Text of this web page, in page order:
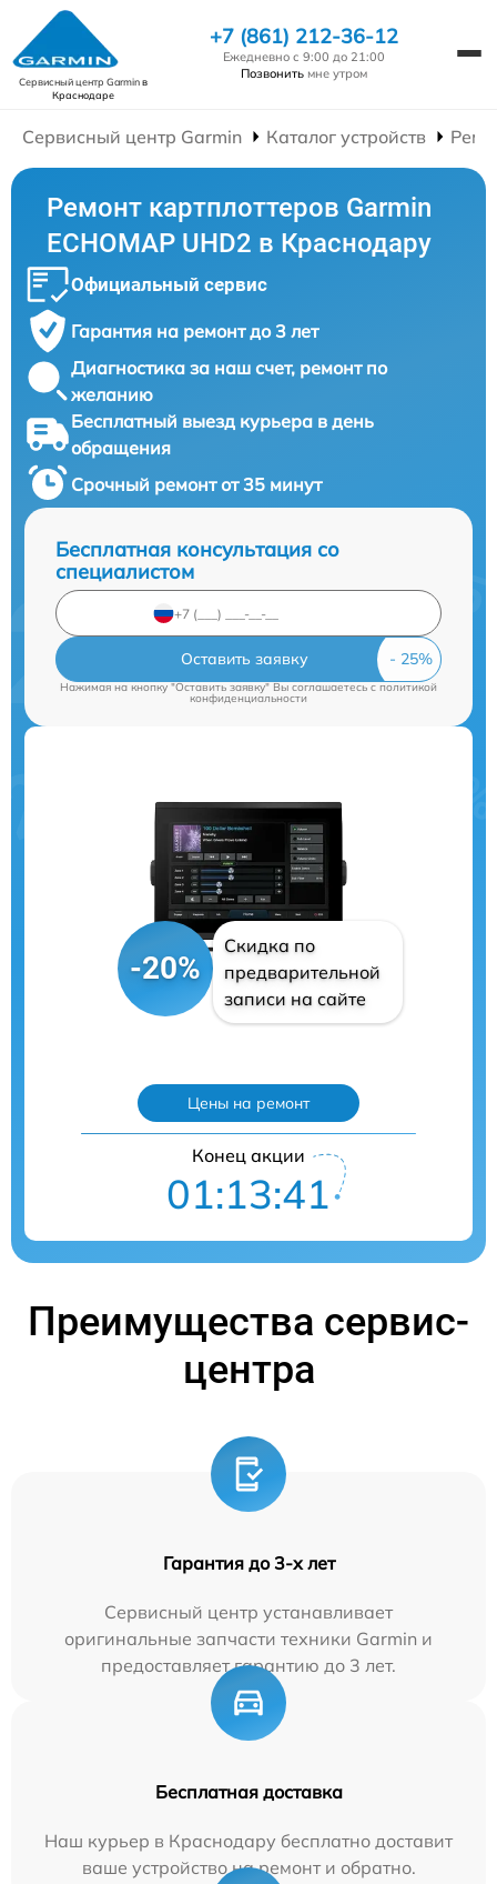
Сервисный центр Garminв
Краснодаре
+7 (861) 212-36-12
Ежедневно с 9:00 до 21:00
Позвонить мне утром
Сервисный центр Garmin Каталог устройств
Ремонт картплоттеров Garmin
ECHOMAP UHD2 в Краснодару
Официальный сервис
Гарантия на ремонт до 3 лет
Диагностика за наш счет, ремонт по
желанию
Бесплатный выезд курьера в день
обращения
Срочный ремонт от 35 минут
Бесплатная консультация со
специалистом
Оставить заявку
Нажимая на кнопку "Оставить заявку" Вы соглашаетесь cполитикой
конфиденциальности
-20%
Скидка по
предварительной
записи на сайте
Цены на ремонт
Конец акции
01:13:41
Преимущества сервис-
центра
Гарантия до 3-х лет
Сервисный центр устанавливает
оригинальные запчасти техники Garmin и
предоставляет гарантию до 3 лет.
Бесплатная доставка
Наш курьер в Краснодару бесплатно доставит
ваше устройство на ремонт и обратно.